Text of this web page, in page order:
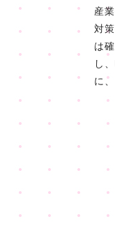
産
対
は
し
に